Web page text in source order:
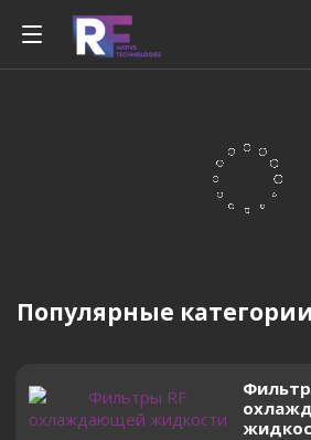
Популярные категории